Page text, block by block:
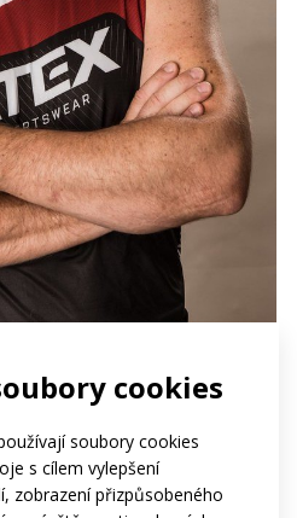
cookies
soubory cookies
s cílem vylepšení
zobrazení přizpůsobeného